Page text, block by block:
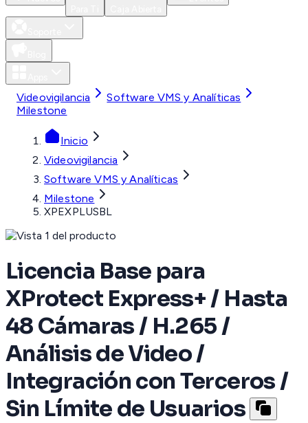
Videovigilancia
Software VMS y Analíticas
Milestone
Inicio
Videovigilancia
Software VMS y Analíticas
Milestone
XPEXPLUSBL
Licencia Base para
XProtect Express+ / Hasta
48 Cámaras / H.265 /
Análisis de Video /
Integración con Terceros /
Sin Límite de Usuarios